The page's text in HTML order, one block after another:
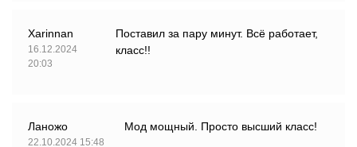
Xarinnan
16.12.2024
20:03
Поставил за пару минут. Всё работает,
класс!!
Ланожо
22.10.2024 15:48
Мод мощный. Просто высший класс!